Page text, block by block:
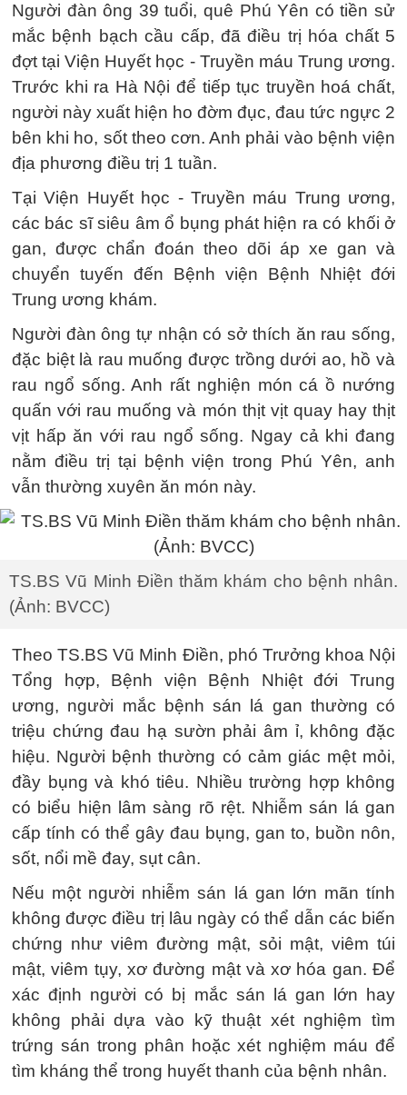
Người đàn ông 39 tuổi, quê Phú Yên có tiền sử
mắc bệnh bạch cầu cấp, đã điều trị hóa chất 5
đợt tại Viện Huyết học - Truyền máu Trung ương.
Trước khi ra Hà Nội để tiếp tục truyền hoá chất,
người này xuất hiện ho đờm đục, đau tức ngực 2
bên khi ho, sốt theo cơn. Anh phải vào bệnh viện
địa phương điều trị 1 tuần.
Tại Viện Huyết học - Truyền máu Trung ương,
các bác sĩ siêu âm ổ bụng phát hiện ra có khối ở
gan, được chẩn đoán theo dõi áp xe gan và
chuyển tuyến đến Bệnh viện Bệnh Nhiệt đới
Trung ương khám.
Người đàn ông tự nhận có sở thích ăn rau sống,
đặc biệt là rau muống được trồng dưới ao, hồ và
rau ngổ sống. Anh rất nghiện món cá ồ nướng
quấn với rau muống và món thịt vịt quay hay thịt
vịt hấp ăn với rau ngổ sống. Ngay cả khi đang
nằm điều trị tại bệnh viện trong Phú Yên, anh
vẫn thường xuyên ăn món này.
TS.BS Vũ Minh Điền thăm khám cho bệnh nhân.
(Ảnh: BVCC)
Theo TS.BS Vũ Minh Điền, phó Trưởng khoa Nội
Tổng hợp, Bệnh viện Bệnh Nhiệt đới Trung
ương, người mắc bệnh sán lá gan thường có
triệu chứng đau hạ sườn phải âm ỉ, không đặc
hiệu. Người bệnh thường có cảm giác mệt mỏi,
đầy bụng và khó tiêu. Nhiều trường hợp không
có biểu hiện lâm sàng rõ rệt. Nhiễm sán lá gan
cấp tính có thể gây đau bụng, gan to, buồn nôn,
sốt, nổi mề đay, sụt cân.
Nếu một người nhiễm sán lá gan lớn mãn tính
không được điều trị lâu ngày có thể dẫn các biến
chứng như viêm đường mật, sỏi mật, viêm túi
mật, viêm tụy, xơ đường mật và xơ hóa gan. Để
xác định người có bị mắc sán lá gan lớn hay
không phải dựa vào kỹ thuật xét nghiệm tìm
trứng sán trong phân hoặc xét nghiệm máu để
tìm kháng thể trong huyết thanh của bệnh nhân.